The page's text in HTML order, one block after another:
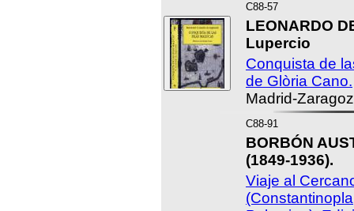
C88-57
LEONARDO
Lupercio
Conquista de
de Glòria Cano.
Madrid-
C88-91
BORBÓN
(1849-1936).
Viaje al